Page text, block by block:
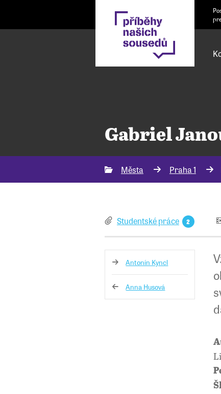
Gabriel
Města Praha 1
Studentské práce 2
Antonín Kyncl
Anna Husová